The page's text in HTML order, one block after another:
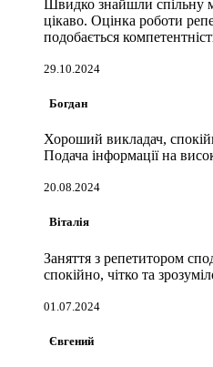
Швидко знайшли спільну
цікаво. Оцінка роботи
подобається
29.10.2024
Богдан
Хороший викладач,
Подача інформації на
20.08.2024
Віталія
Заняття з репетитором
спокійно, чітко та
01.07.2024
Євгений